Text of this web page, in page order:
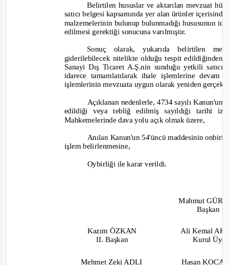
Belirtilen hususlar ve aktarılan mevzuat
satıcı belgesi kapsamında yer alan ürünler
malzemelerinin bulunup bulunmadığı hususunun
edilmesi gerektiği sonucuna varılmıştır.
Sonuç olarak, yukarıdabelirtilen
giderilebilecek nitelikte olduğu tespit
Sanayi Dış Ticaret A.Ş.nin sunduğu yetkili
idarece tamamlatılarak ihale işlemlerine
işlemlerininmevzuata uygun olarak yeniden
Açıklanan nedenlerle, 4734 sayılı
edildiği veya tebliğ edilmiş sayıldığı tarihi
Mahkemelerinde dava yolu açık olmak üzere,
Anılan Kanun'un 54'üncü maddesinin
işlem belirlenmesine,
Oybirliği ile karar verildi.
Mahmut
Başkan
Kazım ÖZKAN
II. Başkan
Ali Kemal
Kurul
Mehmet Zeki ADLI
Hasan